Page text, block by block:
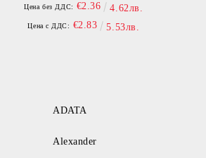
Цена без ДДС: €2.36 4.62лв.
Цена с ДДС: €2.83 5.53лв.
ADATA
Alexander